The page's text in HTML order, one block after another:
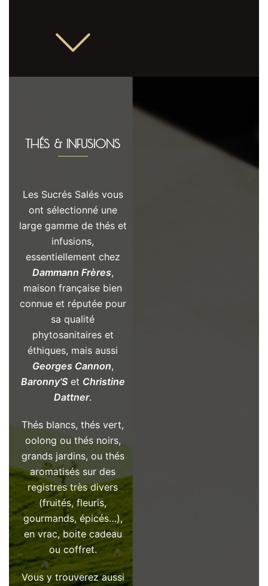
THÉS & INFUSIONS
Les Sucrés Salés vous
ont sélectionné une
large gamme de thés et
infusions,
essentiellement chez
Dammann Frères,
maison française bien
connue et réputée pour
sa qualité
phytosanitaires et
éthiques, mais aussi
Georges Cannon,
Baronny'Set Christine
Dattner.
Thés blancs, thés vert,
oolong ou thés noirs,
grands jardins, ou thés
aromatisés sur des
registres très divers
(fruités, fleuris,
gourmands, épicés…),
en vrac, boite cadeau
ou coffret.
Vous y trouverez aussi